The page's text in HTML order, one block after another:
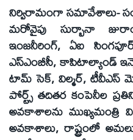
నిర్విరామంగా సమావేశాలు-
మరోవైపు సుర్బానా
ఇంజనీరింగ్‌, ఏఐ
ఎస్‌ఎంబీసీ, కాపిటాల్యాండ్‌
టామ్‌ సెక్‌, విల్మర్‌, టీవీఎస్‌
పోర్ట్స్‌ తదితర కంపెనీల
అవకాశాలను ముఖ్యమంత్రి
అవకాశాలు, రాష్ట్రంలో